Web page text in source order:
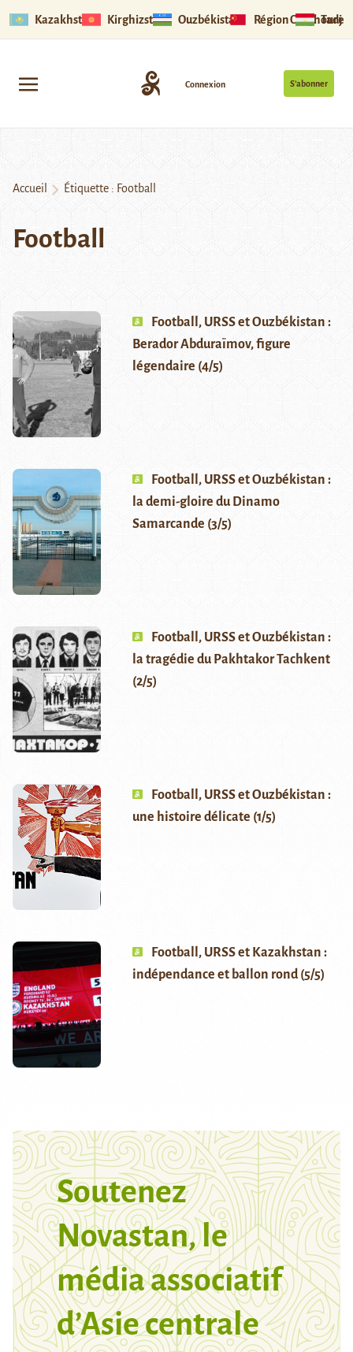
Kazakhstan Kirghizstan Ouzbékistan Région Ouïghoure
S’abonner
Connexion
Accueil Étiquette : Football
Football
Football, URSS et Ouzbékistan :
Berador Abduraïmov, figure
légendaire (4/5)
Football, URSS et Ouzbékistan :
la demi-gloire du Dinamo
Samarcande (3/5)
Football, URSS et Ouzbékistan :
la tragédie du Pakhtakor Tachkent
(2/5)
Football, URSS et Ouzbékistan :
une histoire délicate (1/5)
Football, URSS et Kazakhstan :
indépendance et ballon rond (5/5)
Soutenez
Novastan, le
média associatif
d’Asie centrale